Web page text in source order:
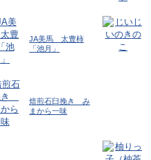
JA美馬 太豊柿
「池月」
焙煎石臼挽き み
まから一味